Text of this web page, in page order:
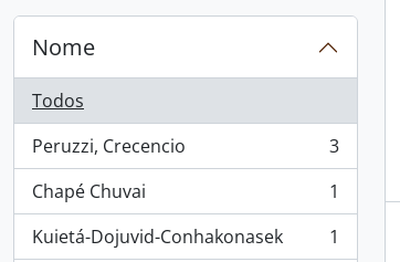
Nome
Todos
Peruzzi, Crecencio
, 3 resultados
3
Chapé Chuvai
, 1 resultados
1
Kuietá-Dojuvid-Conhakonasek
, 1 resultados
1